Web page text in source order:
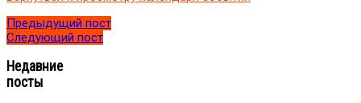
Предыдущий пост
Следующий пост
Недавние
посты